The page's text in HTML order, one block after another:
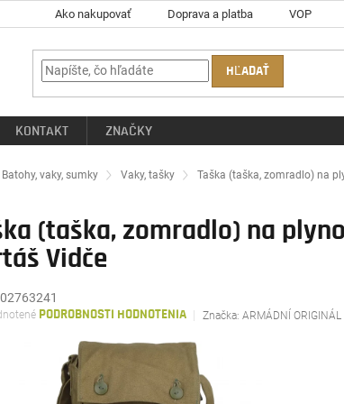
Ako nakupovať Doprava a platba VOP
HĽADAŤ
KONTAKT ZNAČKY
Batohy, vaky, sumky Vaky, tašky Taška (taška, zomradlo) na
(taška, zomradlo) na
Vidče
PODROBNOSTI HODNOTENIA Značka: ARMÁDNÍ ORIGINÁL